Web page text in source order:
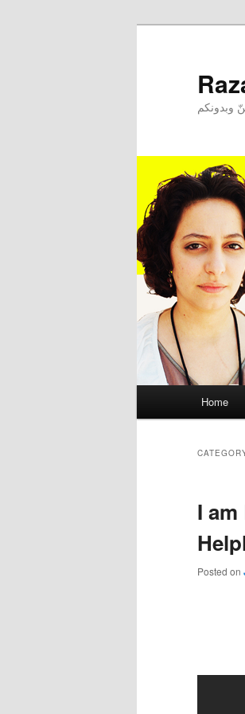
وبدونكم
Skip
Skip
Home
I
Posted on